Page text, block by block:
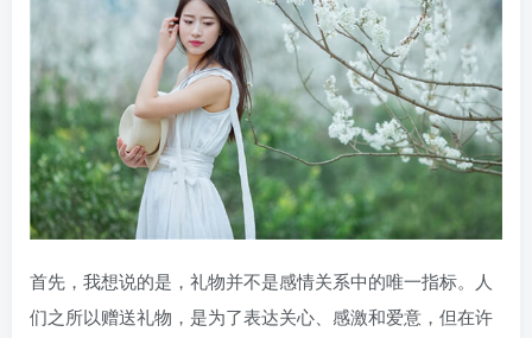
首先，我想说的是，礼物并不是感情关系中的唯一指标。人
们之所以赠送礼物，是为了表达关心、感激和爱意，但在许